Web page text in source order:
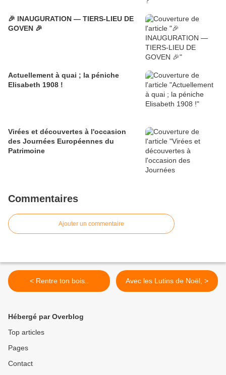
🎉 INAUGURATION — TIERS-LIEU DE
GOVEN 🎉
Actuellement à quai ; la péniche
Elisabeth 1908 !
Virées et découvertes à l'occasion
des Journées Européennes du
Patrimoine
Commentaires
Ajouter un commentaire
< Rentre ton bois.. Avec les Lutins de Noël, >
Hébergé par Overblog
Top articles
Pages
Contact